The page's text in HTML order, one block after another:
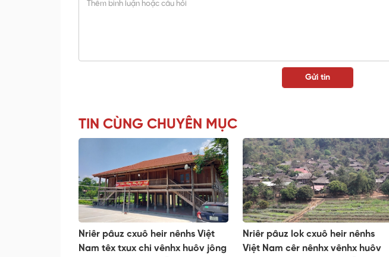
TIN CÙNG CHUYÊN MỤC
Nriêr pâuz cxuô heir nênhs Việt
Nam têx txux chi vênhx huôv jông
Nriêr pâuz lok cxuô heir nênhs
Việt Nam cêr nênhx vênhx huôv